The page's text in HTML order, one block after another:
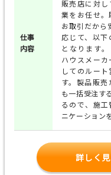
仕事
内容
販売店に対
業をお任せ。
お取引だから
応じて、以
となります
ハウスメー
してのルー
す。製品販
も一括受注す
るので、施工
ニケーション
詳しく